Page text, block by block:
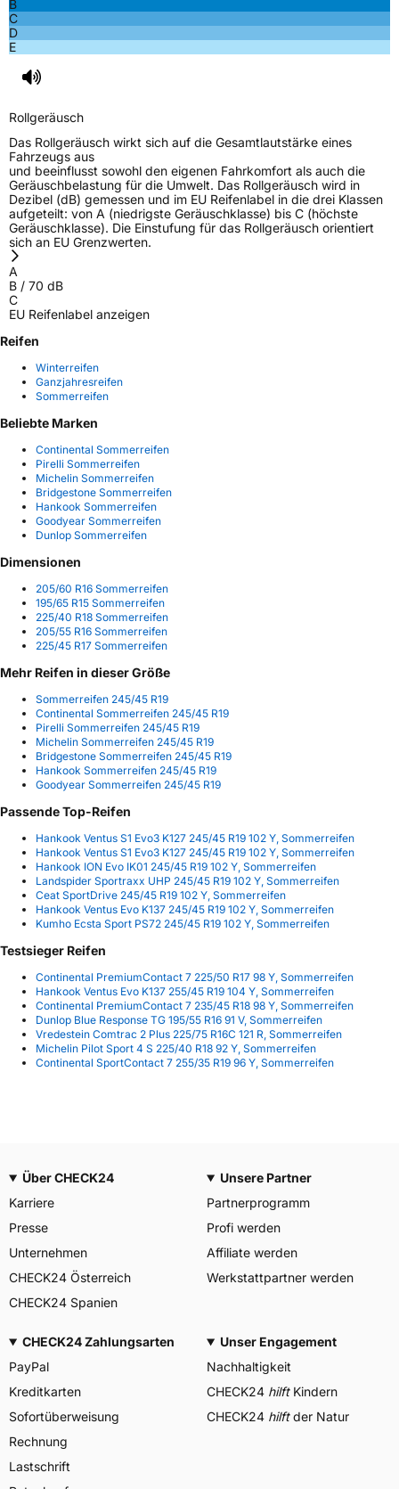
B
C
D
E
Rollgeräusch
Das Rollgeräusch wirkt sich auf die Gesamtlautstärke eines
Fahrzeugs aus
und beeinflusst sowohl den eigenen Fahrkomfort als auch die
Geräuschbelastung für die Umwelt. Das Rollgeräusch wird in
Dezibel (dB) gemessen und im EU Reifenlabel in die drei Klassen
aufgeteilt: von A (niedrigste Geräuschklasse) bis C (höchste
Geräuschklasse). Die Einstufung für das Rollgeräusch orientiert
sich an EU Grenzwerten.
A
B / 70 dB
C
EU Reifenlabel anzeigen
Reifen
Winterreifen
Ganzjahresreifen
Sommerreifen
Beliebte Marken
Continental Sommerreifen
Pirelli Sommerreifen
Michelin Sommerreifen
Bridgestone Sommerreifen
Hankook Sommerreifen
Goodyear Sommerreifen
Dunlop Sommerreifen
Dimensionen
205/60 R16 Sommerreifen
195/65 R15 Sommerreifen
225/40 R18 Sommerreifen
205/55 R16 Sommerreifen
225/45 R17 Sommerreifen
Mehr Reifen in dieser Größe
Sommerreifen 245/45 R19
Continental Sommerreifen 245/45 R19
Pirelli Sommerreifen 245/45 R19
Michelin Sommerreifen 245/45 R19
Bridgestone Sommerreifen 245/45 R19
Hankook Sommerreifen 245/45 R19
Goodyear Sommerreifen 245/45 R19
Passende Top-Reifen
Hankook Ventus S1 Evo3 K127 245/45 R19 102 Y, Sommerreifen
Hankook Ventus S1 Evo3 K127 245/45 R19 102 Y, Sommerreifen
Hankook ION Evo IK01 245/45 R19 102 Y, Sommerreifen
Landspider Sportraxx UHP 245/45 R19 102 Y, Sommerreifen
Ceat SportDrive 245/45 R19 102 Y, Sommerreifen
Hankook Ventus Evo K137 245/45 R19 102 Y, Sommerreifen
Kumho Ecsta Sport PS72 245/45 R19 102 Y, Sommerreifen
Testsieger Reifen
Continental PremiumContact 7 225/50 R17 98 Y, Sommerreifen
Hankook Ventus Evo K137 255/45 R19 104 Y, Sommerreifen
Continental PremiumContact 7 235/45 R18 98 Y, Sommerreifen
Dunlop Blue Response TG 195/55 R16 91 V, Sommerreifen
Vredestein Comtrac 2 Plus 225/75 R16C 121 R, Sommerreifen
Michelin Pilot Sport 4 S 225/40 R18 92 Y, Sommerreifen
Continental SportContact 7 255/35 R19 96 Y, Sommerreifen
Über CHECK24
Karriere
Presse
Unternehmen
CHECK24 Österreich
CHECK24 Spanien
Unsere Partner
Partnerprogramm
Profi werden
Affiliate werden
Werkstattpartner werden
CHECK24 Zahlungsarten
PayPal
Kreditkarten
Sofortüberweisung
Rechnung
Lastschrift
Unser Engagement
Nachhaltigkeit
CHECK24 hilftKindern
CHECK24 hilftder Natur